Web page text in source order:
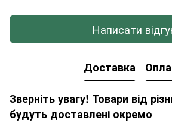
Написати
Доставка
Зверніть увагу! Товари від
будуть доставлені окремо